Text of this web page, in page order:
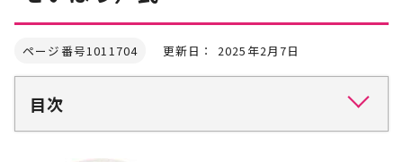
ページ番号1011704 更新日： 2025年2月7日
目次